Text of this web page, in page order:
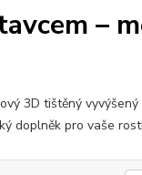
–
3D tištěný
doplněk pro vaše